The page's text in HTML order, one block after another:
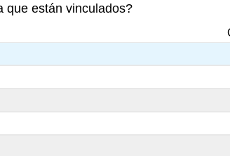
que están vinculados?